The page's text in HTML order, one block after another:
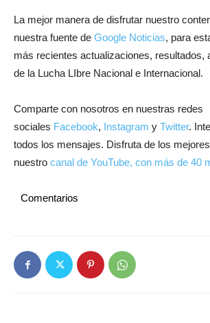
La mejor manera de disfrutar nuestro
nuestra fuente de Google Noticias, para
más recientes actualizaciones, resultados,
de la Lucha LIbre Nacional e Internacional.
Comparte con nosotros en nuestras redes
sociales Facebook, Instagram y Twitter.
todos los mensajes. Disfruta de los
nuestro canal de YouTube, con más de 40
Comentarios